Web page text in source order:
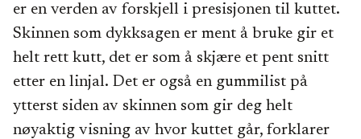
er en verden av forskjell i presisjonen til kuttet.
Skinnen som dykksagen er ment å bruke gir et
helt rett kutt, det er som å skjære et pent snitt
etter en linjal. Det er også en gummilist på
ytterst siden av skinnen som gir deg helt
nøyaktig visning av hvor kuttet går, forklarer